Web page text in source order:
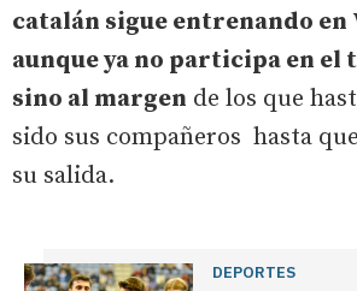
catalán sigue entrenando
aunque ya no participa en
sino al margen de los que
sido sus compañeros hasta
su salida.
DEPORTES